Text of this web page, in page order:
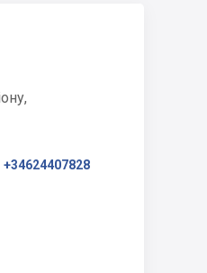
+34624407828